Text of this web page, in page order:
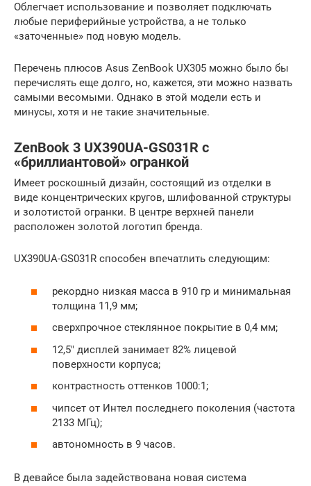
Облегчает использование и позволяет подключать
любые периферийные устройства, а не только
«заточенные» под новую модель.
Перечень плюсов Asus ZenBook UX305 можно было бы
перечислять еще долго, но, кажется, эти можно назвать
самыми весомыми. Однако в этой модели есть и
минусы, хотя и не такие значительные.
ZenBook 3 UX390UA-GS031R с
«бриллиантовой» огранкой
Имеет роскошный дизайн, состоящий из отделки в
виде концентрических кругов, шлифованной структуры
и золотистой огранки. В центре верхней панели
расположен золотой логотип бренда.
UX390UA-GS031R способен впечатлить следующим:
рекордно низкая масса в 910 гр и минимальная
толщина 11,9 мм;
сверхпрочное стеклянное покрытие в 0,4 мм;
12,5″ дисплей занимает 82% лицевой
поверхности корпуса;
контрастность оттенков 1000:1;
чипсет от Интел последнего поколения (частота
2133 МГц);
автономность в 9 часов.
В девайсе была задействована новая система